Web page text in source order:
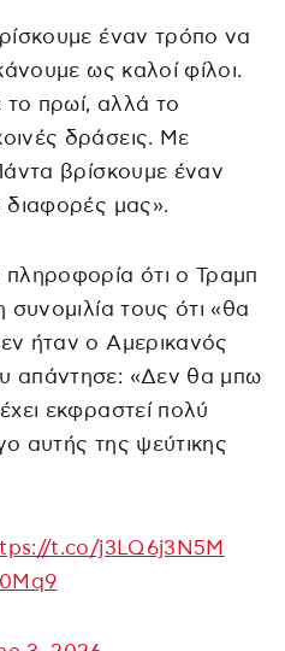
έναν τρόπο να
ως καλοί φίλοι.
πρωί, αλλά το
δράσεις. Με
βρίσκουμε έναν
διαφορές μας».
ότι ο Τραμπ
συνομιλία τους ότι «θα
ήταν ο Αμερικανός
απάντησε: «Δεν θα μπω
εκφραστεί πολύ
αυτής της ψεύτικης
t.co/j3LQ6j3N5M